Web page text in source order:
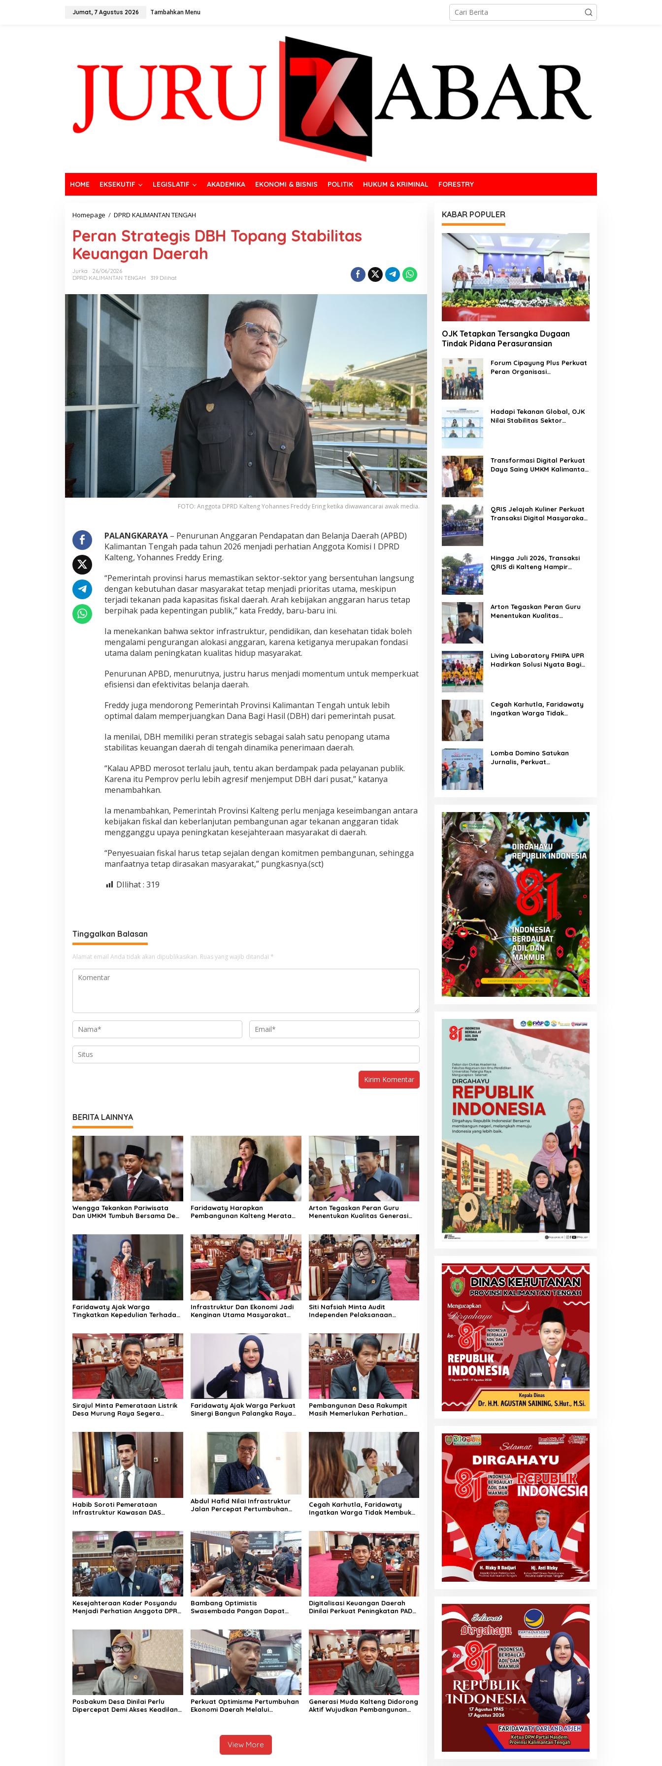
Jumat, 7 Agustus 2026 Tambahkan Menu
HOME EKSEKUTIF LEGISLATIF AKADEMIKA EKONOMI & BISNIS POLITIK HUKUM & KRIMINAL FORESTRY
Homepage / DPRD KALIMANTAN TENGAH
Peran Strategis DBH Topang Stabilitas
Keuangan Daerah
Jurka
26/06/2026
DPRD KALIMANTAN TENGAH
319 Dilihat
FOTO: Anggota DPRD Kalteng Yohannes Freddy Ering ketika diwawancarai awak media.
PALANGKARAYA– Penurunan Anggaran Pendapatan dan Belanja Daerah (APBD)
Kalimantan Tengah pada tahun 2026 menjadi perhatian Anggota Komisi I DPRD
Kalteng, Yohannes Freddy Ering.
“Pemerintah provinsi harus memastikan sektor-sektor yang bersentuhan langsung
dengan kebutuhan dasar masyarakat tetap menjadi prioritas utama, meskipun
terjadi tekanan pada kapasitas fiskal daerah. Arah kebijakan anggaran harus tetap
berpihak pada kepentingan publik,” kata Freddy, baru-baru ini.
Ia menekankan bahwa sektor infrastruktur, pendidikan, dan kesehatan tidak boleh
mengalami pengurangan alokasi anggaran, karena ketiganya merupakan fondasi
utama dalam peningkatan kualitas hidup masyarakat.
Penurunan APBD, menurutnya, justru harus menjadi momentum untuk memperkuat
efisiensi dan efektivitas belanja daerah.
Freddy juga mendorong Pemerintah Provinsi Kalimantan Tengah untuk lebih
optimal dalam memperjuangkan Dana Bagi Hasil (DBH) dari pemerintah pusat.
Ia menilai, DBH memiliki peran strategis sebagai salah satu penopang utama
stabilitas keuangan daerah di tengah dinamika penerimaan daerah.
“Kalau APBD merosot terlalu jauh, tentu akan berdampak pada pelayanan publik.
Karena itu Pemprov perlu lebih agresif menjemput DBH dari pusat,” katanya
menambahkan.
Ia menambahkan, Pemerintah Provinsi Kalteng perlu menjaga keseimbangan antara
kebijakan fiskal dan keberlanjutan pembangunan agar tekanan anggaran tidak
mengganggu upaya peningkatan kesejahteraan masyarakat di daerah.
“Penyesuaian fiskal harus tetap sejalan dengan komitmen pembangunan, sehingga
manfaatnya tetap dirasakan masyarakat,” pungkasnya.(sct)
DIlihat : 319
Tinggalkan Balasan
Alamat email Anda tidak akan dipublikasikan. Ruas yang wajib ditandai *
BERITA LAINNYA
Wengga Tekankan Pariwisata
Dan UMKM Tumbuh Bersama Demi
Faridawaty Harapkan
Pembangunan Kalteng Merata
Arton Tegaskan Peran Guru
Menentukan Kualitas Generasi
Faridawaty Ajak Warga
Tingkatkan Kepedulian Terhadap
Infrastruktur Dan Ekonomi Jadi
Kenginan Utama Masyarakat
Siti Nafsiah Minta Audit
Independen Pelaksanaan
Sirajul Minta Pemerataan Listrik
Desa Murung Raya Segera
Faridawaty Ajak Warga Perkuat
Sinergi Bangun Palangka Raya
Pembangunan Desa Rakumpit
Masih Memerlukan Perhatian
Habib Soroti Pemerataan
Infrastruktur Kawasan DAS
Abdul Hafid Nilai Infrastruktur
Jalan Percepat Pertumbuhan
Cegah Karhutla, Faridawaty
Ingatkan Warga Tidak Membuka
Kesejahteraan Kader Posyandu
Menjadi Perhatian Anggota DPRD
Bambang Optimistis
Swasembada Pangan Dapat
Digitalisasi Keuangan Daerah
Dinilai Perkuat Peningkatan PAD
Posbakum Desa Dinilai Perlu
Dipercepat Demi Akses Keadilan
Perkuat Optimisme Pertumbuhan
Ekonomi Daerah Melalui
Generasi Muda Kalteng Didorong
Aktif Wujudkan Pembangunan
View More
KABAR POPULER
OJK Tetapkan Tersangka Dugaan
Tindak Pidana Perasuransian
Forum Cipayung Plus Perkuat
Peran Organisasi
Hadapi Tekanan Global, OJK
Nilai Stabilitas Sektor
Transformasi Digital Perkuat
Daya Saing UMKM Kalimantan
QRIS Jelajah Kuliner Perkuat
Transaksi Digital Masyarakat
Hingga Juli 2026, Transaksi
QRIS di Kalteng Hampir
Arton Tegaskan Peran Guru
Menentukan Kualitas
Living Laboratory FMIPA UPR
Hadirkan Solusi Nyata Bagi
Cegah Karhutla, Faridawaty
Ingatkan Warga Tidak
Lomba Domino Satukan
Jurnalis, Perkuat